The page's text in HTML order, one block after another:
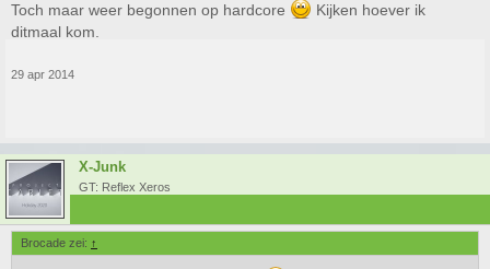
Toch maar weer begonnen op hardcore
Kijken hoever ik
ditmaal kom.
29 apr 2014
X-Junk
GT: Reflex Xeros
Brocade zei: ↑